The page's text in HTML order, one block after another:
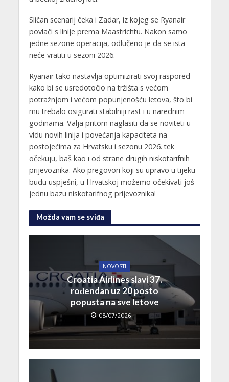
Sličan scenarij čeka i Zadar, iz kojeg se Ryanair
povlači s linije prema Maastrichtu. Nakon samo
jedne sezone operacija, odlučeno je da se ista
neće vratiti u sezoni 2026.
Ryanair tako nastavlja optimizirati svoj raspored
kako bi se usredotočio na tržišta s većom
potražnjom i većom popunjenošću letova, što bi
mu trebalo osigurati stabilniji rast i u narednim
godinama. Valja pritom naglasiti da se noviteti u
vidu novih linija i povećanja kapaciteta na
postojećima za Hrvatsku i sezonu 2026. tek
očekuju, baš kao i od strane drugih niskotarifnih
prijevoznika. Ako pregovori koji su upravo u tijeku
budu uspješni, u Hrvatskoj možemo očekivati još
jednu bazu niskotarifnog prijevoznika!
Možda vam se sviđa
NOVOSTI
Croatia Airlines slavi 37.
rođendan uz 20 posto
popusta na sve letove
08/07/2026